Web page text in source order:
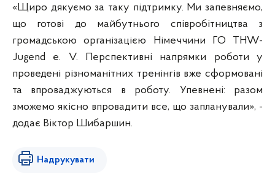
«Щиро дякуємо за таку підтримку. Ми запевняємо,
що готові до майбутнього співробітництва з
громадською організацією Німеччини ГО THW-
Jugend e. V. Перспективні напрямки роботи у
проведені різноманітних тренінгів вже сформовані
та впроваджуються в роботу. Упевнені: разом
зможемо якісно впровадити все, що запланували», -
додає Віктор Шибаршин.
Надрукувати